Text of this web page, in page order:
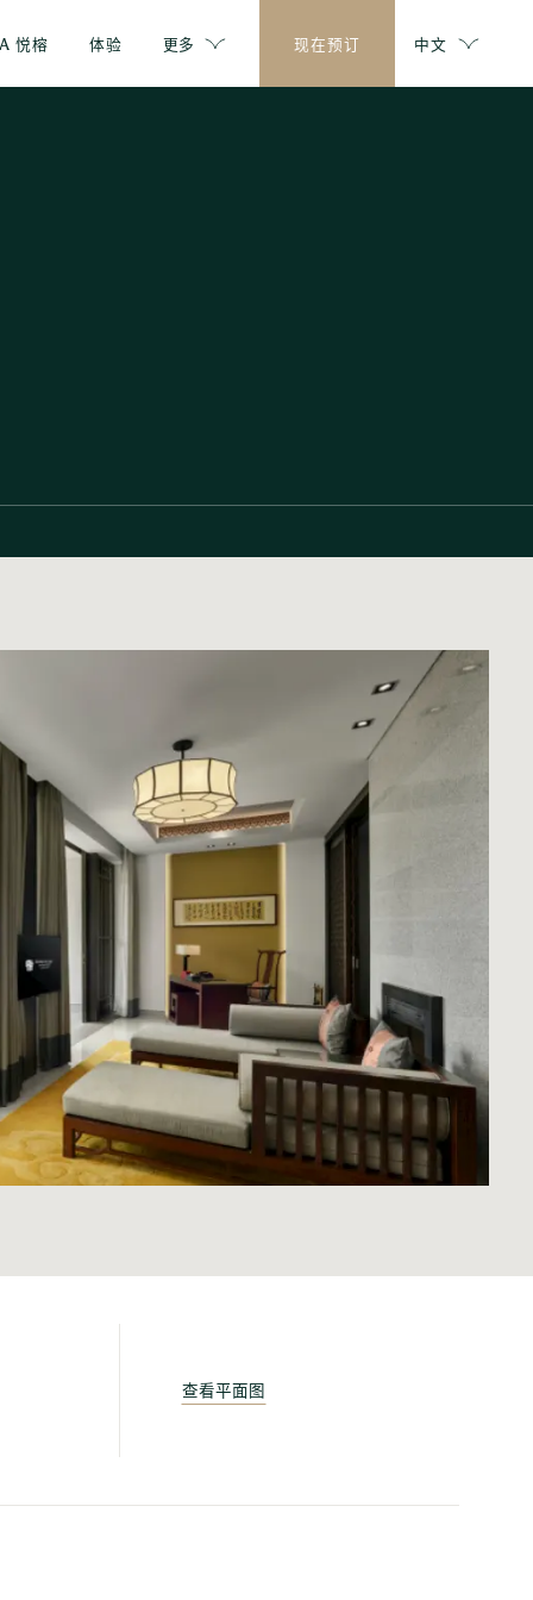
悦榕 体验 更多 现在预订 中文
查看平面图